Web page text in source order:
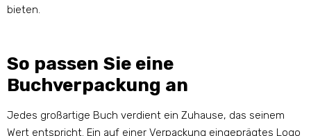
bieten.
So passen Sie eine
Buchverpackung an
Jedes großartige Buch verdient ein Zuhause, das seinem
Wert entspricht. Ein auf einer Verpackung eingeprägtes Logo